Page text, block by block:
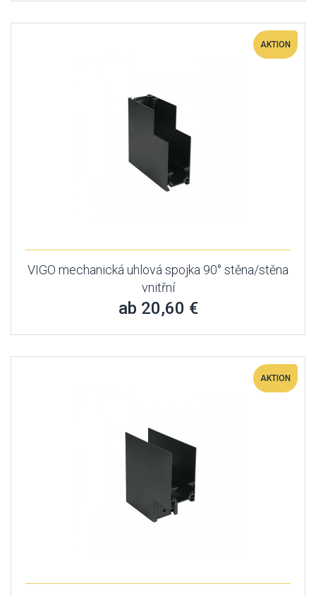
AKTION
VIGO mechanická uhlová spojka 90° stěna/stěna
vnitřní
ab 20,60 €
AKTION